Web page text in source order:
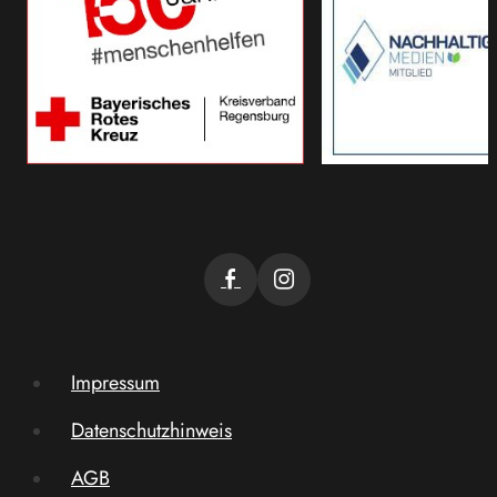
Impressum
Datenschutzhinweis
AGB